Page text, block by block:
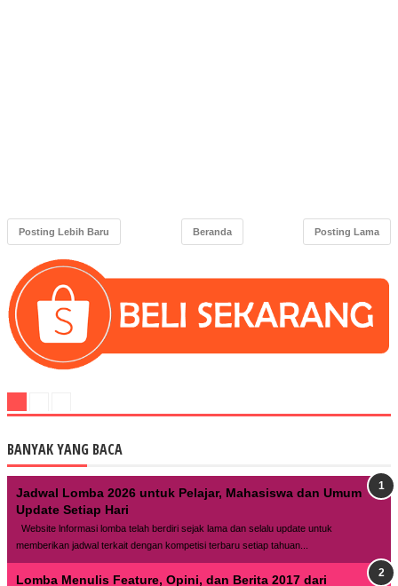
Posting Lebih Baru Posting Lama
Beranda
BANYAK YANG BACA
Jadwal Lomba 2026 untuk Pelajar, Mahasiswa dan Umum
Update Setiap Hari
Website lnformasi lomba telah berdiri sejak lama dan selalu update untuk
memberikan jadwal terkait dengan kompetisi terbaru setiap tahuan...
Lomba Menulis Feature, Opini, dan Berita 2017 dari